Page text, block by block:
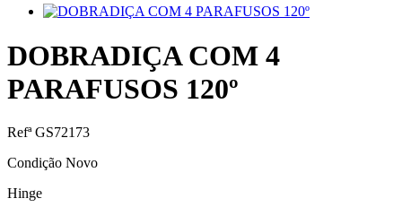
DOBRADIÇA COM 4
PARAFUSOS 120º
RefªGS72173
Condição Novo
Hinge